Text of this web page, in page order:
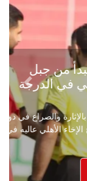
دوري
في
Next